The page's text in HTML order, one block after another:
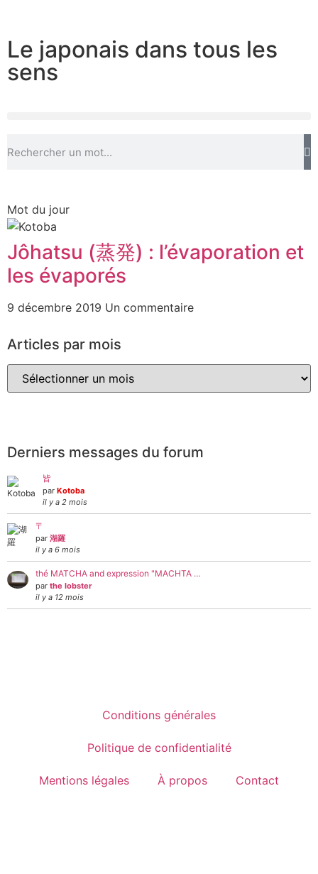
Le japonais dans tous les
sens
Mot du jour
Jôhatsu (蒸発) : l’évaporation et
les évaporés
9 décembre 2019 Un commentaire
Articles par mois
Derniers messages du forum
皆
par Kotoba
il y a 2 mois
〒
par 湖羅
il y a 6 mois
thé MATCHA and expression "MACHTA …
par the lobster
il y a 12 mois
Conditions générales
Politique de confidentialité
Mentions légales À propos Contact